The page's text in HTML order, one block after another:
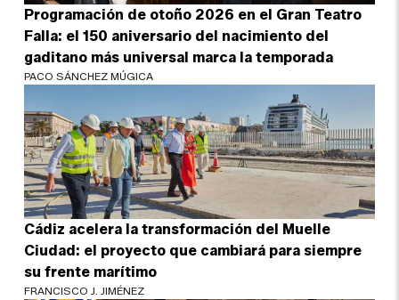
Programación de otoño 2026 en el Gran Teatro
Falla: el 150 aniversario del nacimiento del
gaditano más universal marca la temporada
PACO SÁNCHEZ MÚGICA
Cádiz acelera la transformación del Muelle
Ciudad: el proyecto que cambiará para siempre
su frente marítimo
FRANCISCO J. JIMÉNEZ